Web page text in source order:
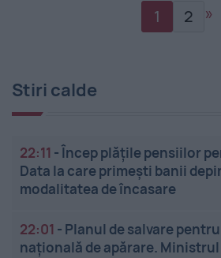
1 2 »
Stiri calde
22:11 -Încep plățile pensiilor
Data la care primești banii
modalitatea de încasare
22:01 - Planul de salvare
națională de apărare.